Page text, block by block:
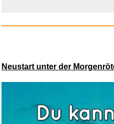
happymaker
Neustart unter der